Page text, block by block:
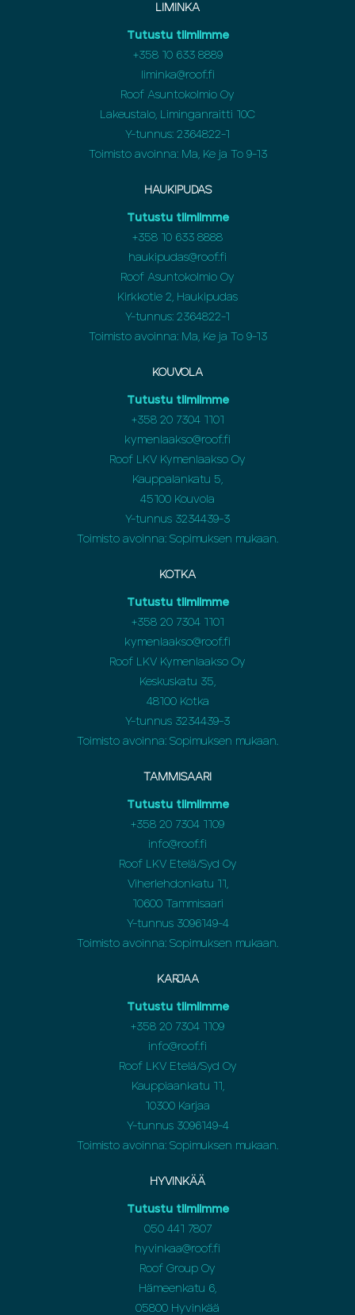
LIMINKA
Tutustu tiimiimme
+35810 633 8889
liminka@roof.fi
Roof Asuntokolmio Oy
Lakeustalo, Liminganraitti 10C
Y-tunnus: 2364822-1
Toimisto avoinna: Ma, Ke ja To 9-13
HAUKIPUDAS
Tutustu tiimiimme
+358 10 633 8888
haukipudas@roof.fi
Roof Asuntokolmio Oy
Kirkkotie 2, Haukipudas
Y-tunnus: 2364822-1
Toimisto avoinna: Ma, Ke ja To 9-13
KOUVOLA
Tutustu tiimiimme
+358 20 7304 1101
kymenlaakso@roof.fi
Roof LKV Kymenlaakso Oy
Kauppalankatu 5,
45100 Kouvola
Y-tunnus 3234439-3
Toimisto avoinna: Sopimuksen mukaan.
KOTKA
Tutustu tiimiimme
+358 20 7304 1101
kymenlaakso@roof.fi
Roof LKV Kymenlaakso Oy
Keskuskatu 35,
48100 Kotka
Y-tunnus 3234439-3
Toimisto avoinna: Sopimuksen mukaan.
TAMMISAARI
Tutustu tiimiimme
+358 20 7304 1109
info@roof.fi
Roof LKV Etelä/Syd Oy
Viherlehdonkatu 11,
10600 Tammisaari
Y-tunnus 3096149-4
Toimisto avoinna: Sopimuksen mukaan.
KARJAA
Tutustu tiimiimme
+358 20 7304 1109
info@roof.fi
Roof LKV Etelä/Syd Oy
Kauppiaankatu 11,
10300 Karjaa
Y-tunnus 3096149-4
Toimisto avoinna: Sopimuksen mukaan.
HYVINKÄÄ
Tutustu tiimiimme
050 441 7807
hyvinkaa@roof.fi
Roof Group Oy
Hämeenkatu 6,
05800 Hyvinkää